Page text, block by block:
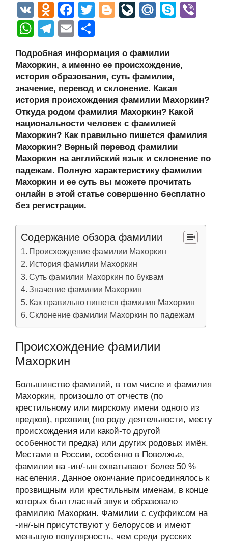
V
K
O
d
n
o
kl
a
ss
ni
ki
F
a
c
e
b
o
o
k
T
er
Bl
g
er
Li
J
o
ur
n
al
M
u
S
e
W
at
s
A
p
p
T
e
gr
a
m
E
ail р
а
в
и
ть
Подробная информация о фамилии
Махоркин, а именно ее происхождение,
история образования, суть фамилии,
значение, перевод и склонение. Какая
история происхождения фамилии Махоркин?
Откуда родом фамилия Махоркин? Какой
национальности человек с фамилией
Махоркин? Как правильно пишется фамилия
Махоркин? Верный перевод фамилии
Махоркин на английский язык и склонение по
падежам. Полную характеристику фамилии
Махоркин и ее суть вы можете прочитать
онлайн в этой статье совершенно бесплатно
без регистрации.
Содержание обзора фамилии
Происхождение фамилии Махоркин
История фамилии Махоркин
Суть фамилии Махоркин по буквам
Значение фамилии Махоркин
Как правильно пишется фамилия Махоркин
Склонение фамилии Махоркин по падежам
Происхождение фамилии
Махоркин
Большинство фамилий, в том числе и фамилия
Махоркин, произошло от отчеств (по
крестильному или мирскому имени одного из
предков), прозвищ (по роду деятельности, месту
происхождения или какой-то другой
особенности предка) или других родовых имён.
Местами в России, особенно в Поволжье,
фамилии на -ин/-ын охватывают более 50 %
населения. Данное окончание присоединялось к
прозвищным или крестильным именам, в конце
которых был гласный звук и образовало
фамилию Махоркин. Фамилии с суффиксом на
-ин/-ын присутствуют у белорусов и имеют
меньшую популярность, чем среди русских